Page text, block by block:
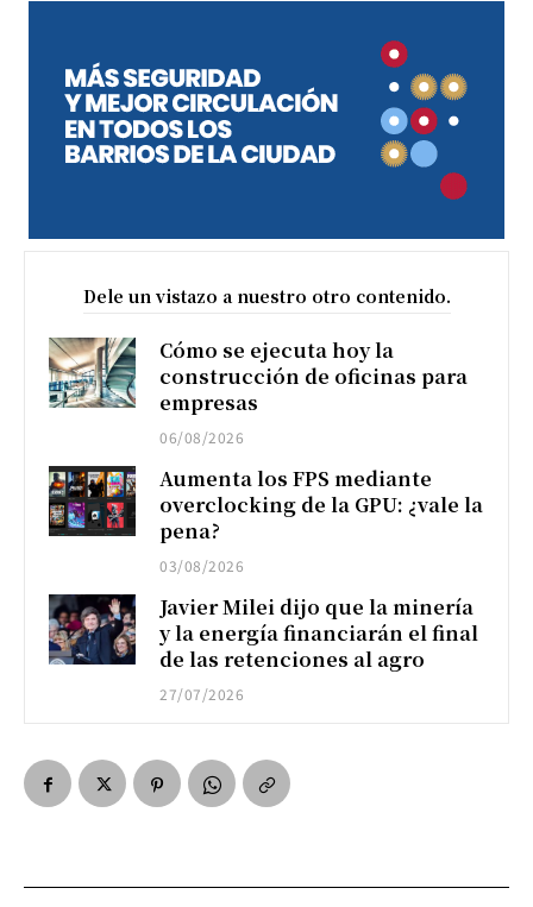
Dele un vistazo a nuestro otro contenido.
Cómo se ejecuta hoy la
construcción de oficinas para
empresas
06/08/2026
Aumenta los FPS mediante
overclocking de la GPU: ¿vale la
pena?
03/08/2026
Javier Milei dijo que la minería
y la energía financiarán el final
de las retenciones al agro
27/07/2026